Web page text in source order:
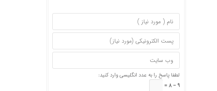
لطفا پاسخ را به عدد انگلیسی وارد کنید:
9 − 8 =